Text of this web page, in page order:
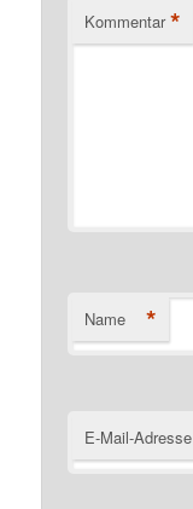
Kommentar *
Name *
E-Mail-Adresse